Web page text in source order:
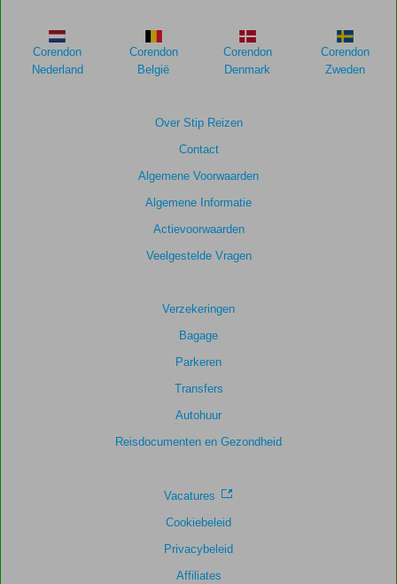
weergegeven
om
de
9,4
Kamers
8,5
Over Stip Reizen
Contact
Algemene Voorwaarden
Algemene Informatie
Actievoorwaarden
Veelgestelde Vragen
Verzekeringen
Bagage
Parkeren
Transfers
Autohuur
Reisdocumenten en Gezondheid
Vacatures
Cookiebeleid
Privacybeleid
Affiliates
Corendon
Nederland
Corendon
België
Corendon
Denmark
Corendon
Zweden